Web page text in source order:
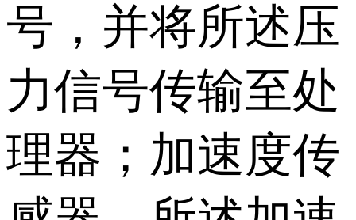
号，并将所述压
力信号传输至处
理器；加速度传